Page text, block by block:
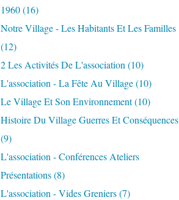
1960(16)
Notre Village - Les Habitants Et Les Familles
(12)
2 Les Activités De L'association (10)
L'association - La Fête Au Village(10)
Le Village Et Son Environnement(10)
Histoire Du Village Guerres Et Conséquences
(9)
L'association - Conférences Ateliers
Présentations(8)
L'association - Vides Greniers(7)